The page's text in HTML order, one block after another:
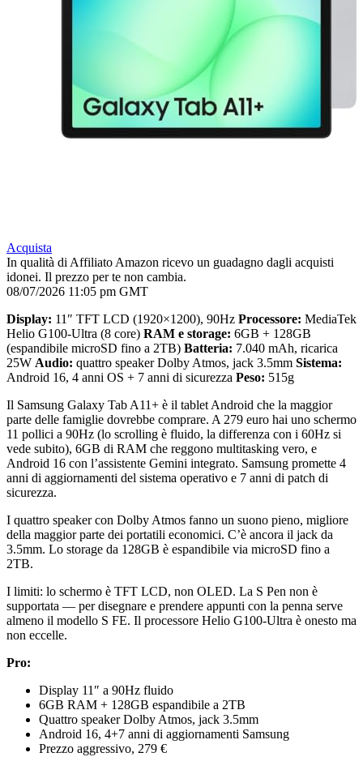
Acquista
In qualità di Affiliato Amazon ricevo un guadagno dagli acquisti
idonei. Il prezzo per te non cambia.
08/07/2026 11:05 pm GMT
Display: 11″ TFT LCD (1920×1200), 90Hz Processore: MediaTek
Helio G100-Ultra (8 core) RAM e storage: 6GB + 128GB
(espandibile microSD fino a 2TB) Batteria: 7.040 mAh, ricarica
25W Audio: quattro speaker Dolby Atmos, jack 3.5mm Sistema:
Android 16, 4 anni OS + 7 anni di sicurezza Peso: 515g
Il Samsung Galaxy Tab A11+ è il tablet Android che la maggior
parte delle famiglie dovrebbe comprare. A 279 euro hai uno schermo
11 pollici a 90Hz (lo scrolling è fluido, la differenza con i 60Hz si
vede subito), 6GB di RAM che reggono multitasking vero, e
Android 16 con l’assistente Gemini integrato. Samsung promette 4
anni di aggiornamenti del sistema operativo e 7 anni di patch di
sicurezza.
I quattro speaker con Dolby Atmos fanno un suono pieno, migliore
della maggior parte dei portatili economici. C’è ancora il jack da
3.5mm. Lo storage da 128GB è espandibile via microSD fino a
2TB.
I limiti: lo schermo è TFT LCD, non OLED. La S Pen non è
supportata — per disegnare e prendere appunti con la penna serve
almeno il modello S FE. Il processore Helio G100-Ultra è onesto ma
non eccelle.
Pro:
Display 11″ a 90Hz fluido
6GB RAM + 128GB espandibile a 2TB
Quattro speaker Dolby Atmos, jack 3.5mm
Android 16, 4+7 anni di aggiornamenti Samsung
Prezzo aggressivo, 279 €